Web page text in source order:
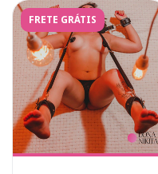
FRETE GRÁTIS